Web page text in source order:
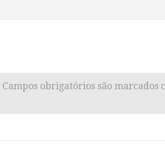
Campos obrigatórios são marcados